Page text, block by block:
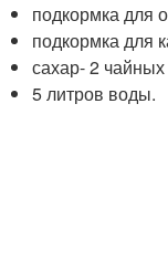
подкормка для
подкормка для
сахар- 2
5 литров воды.